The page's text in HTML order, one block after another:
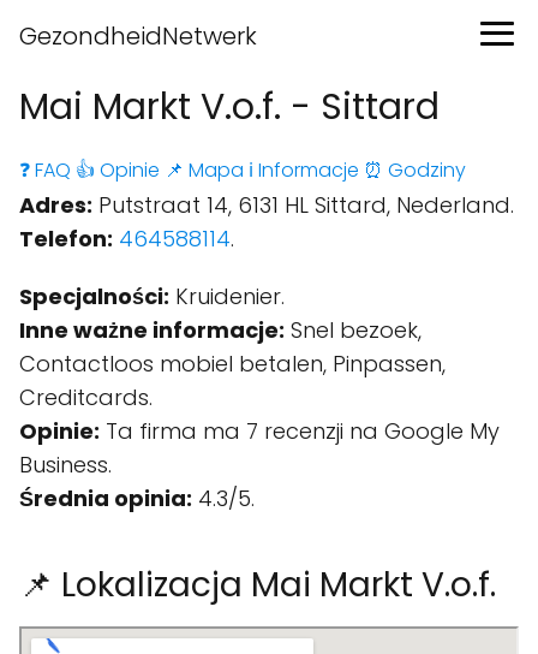
GezondheidNetwerk
Mai Markt V.o.f. - Sittard
❓ FAQ 👍 Opinie 📌 Mapa ℹ️ Informacje ⏰ Godziny
Adres: Putstraat 14, 6131 HL Sittard, Nederland.
Telefon: 464588114.
Specjalności: Kruidenier.
Inne ważne informacje: Snel bezoek,
Contactloos mobiel betalen, Pinpassen,
Creditcards.
Opinie: Ta firma ma 7 recenzji na Google My
Business.
Średnia opinia: 4.3/5.
📌 Lokalizacja Mai Markt V.o.f.